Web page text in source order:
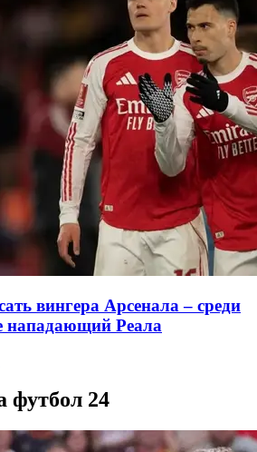
вингера Арсенала – среди
нападающий Реала
футбол 24